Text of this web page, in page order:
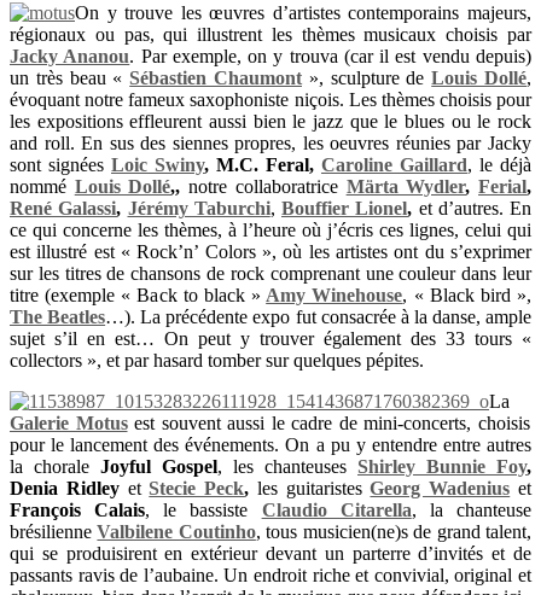
On y trouve les œuvres d’artistes contemporains majeurs,
régionaux ou pas, qui illustrent les thèmes musicaux choisis par
Jacky Ananou. Par exemple, on y trouva (car il est vendu depuis)
un très beau « Sébastien Chaumont », sculpture deLouis Dollé,
évoquant notre fameux saxophoniste niçois. Les thèmes choisis pour
les expositions effleurent aussi bien le jazz que le blues ou le rock
and roll. En sus des siennes propres, les oeuvres réunies par Jacky
sont signées Loic Swiny, M.C. Feral, Caroline Gaillard, le déjà
nommé Louis Dollé,, notre collaboratrice Märta Wydler,Ferial,
René Galassi, Jérémy Taburchi, Bouffier Lionel, et d’autres. En
ce qui concerne les thèmes, à l’heure où j’écris ces lignes, celui qui
est illustré est « Rock’n’ Colors », où les artistes ont du s’exprimer
sur les titres de chansons de rock comprenant une couleur dans leur
titre (exemple « Back to black » Amy Winehouse, « Black bird »,
The Beatles…). La précédente expo fut consacrée à la danse, ample
sujet s’il en est… On peut y trouver également des 33 tours «
collectors », et par hasard tomber sur quelques pépites.
La
Galerie Motusest souvent aussi le cadre de mini-concerts, choisis
pour le lancement des événements. On a pu y entendre entre autres
la chorale Joyful Gospel, les chanteuses Shirley Bunnie Foy,
Denia Ridleyet Stecie Peck, les guitaristesGeorg Wadenius et
François Calais, le bassiste Claudio Citarella, la chanteuse
brésilienneValbilene Coutinho, tous musicien(ne)s de grand talent,
qui se produisirent en extérieur devant un parterre d’invités et de
passants ravis de l’aubaine. Un endroit riche et convivial, original et